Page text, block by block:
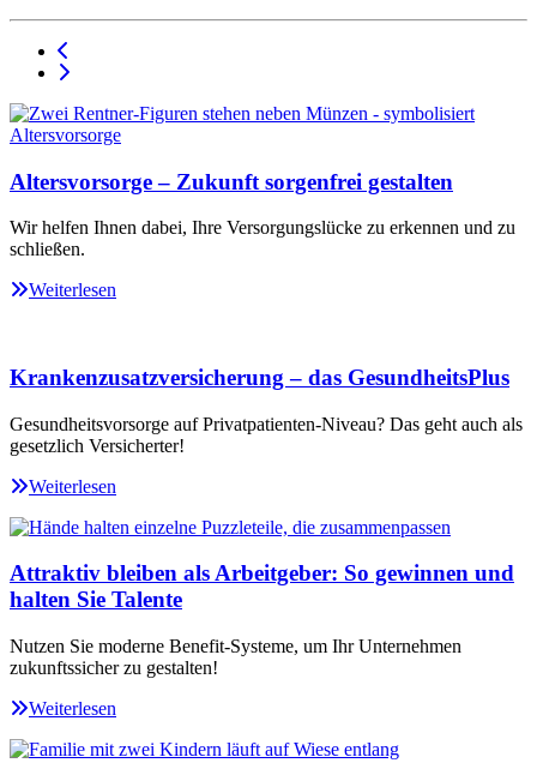
Altersvorsorge – Zukunft sorgenfrei gestalten
Wir helfen Ihnen dabei, Ihre Versorgungslücke zu erkennen und zu
schließen.
Weiterlesen
Krankenzusatzversicherung – das GesundheitsPlus
Gesundheitsvorsorge auf Privatpatienten-Niveau? Das geht auch als
gesetzlich Versicherter!
Weiterlesen
Attraktiv bleiben als Arbeitgeber: So gewinnen und
halten Sie Talente
Nutzen Sie moderne Benefit-Systeme, um Ihr Unternehmen
zukunftssicher zu gestalten!
Weiterlesen